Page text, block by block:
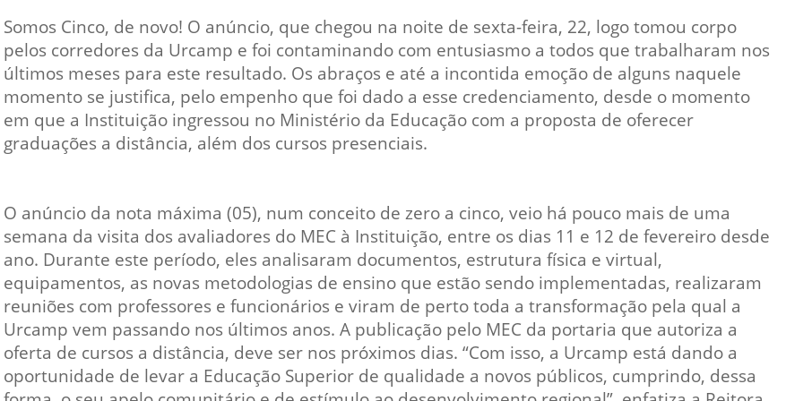
Manual de TCC
Estruturação de TCC
Calendário
Acadêmico
Saúde
Regimento CEUA
Orientação para
Descarte - URCAMP
Normas Laboratório
de Física
Normas Laboratório
de Topografia
- INTEC
de
Vegetal -
de
de Alimentos
de Materiais
de Prática
- Bagé, Santana do
São Gabriel e
Núcleo de Práticas
Urcamp Faz Bem
Institucional
Internacionalização
Trabalhe Conosco
Eleições Conselho Fiscal -
Desenvolvimento
Institucional 2023-2027
Somos Cinco, de novo! O anúncio, que chegou na noite de sexta-feira, 22, logo tomou corpo
pelos corredores da Urcamp e foi contaminando com entusiasmo a todos que trabalharam nos
últimos meses para este resultado. Os abraços e até a incontida emoção de alguns naquele
momento se justifica, pelo empenho que foi dado a esse credenciamento, desde o momento
em que a Instituição ingressou no Ministério da Educação com a proposta de oferecer
graduações a distância, além dos cursos presenciais.
O anúncio da nota máxima (05), num conceito de zero a cinco, veio há pouco mais de uma
semana da visita dos avaliadores do MEC à Instituição, entre os dias 11 e 12 de fevereiro desde
ano. Durante este período, eles analisaram documentos, estrutura física e virtual,
equipamentos, as novas metodologias de ensino que estão sendo implementadas, realizaram
reuniões com professores e funcionários e viram de perto toda a transformação pela qual a
Urcamp vem passando nos últimos anos. A publicação pelo MEC da portaria que autoriza a
oferta de cursos a distância, deve ser nos próximos dias. “Com isso, a Urcamp está dando a
oportunidade de levar a Educação Superior de qualidade a novos públicos, cumprindo, dessa